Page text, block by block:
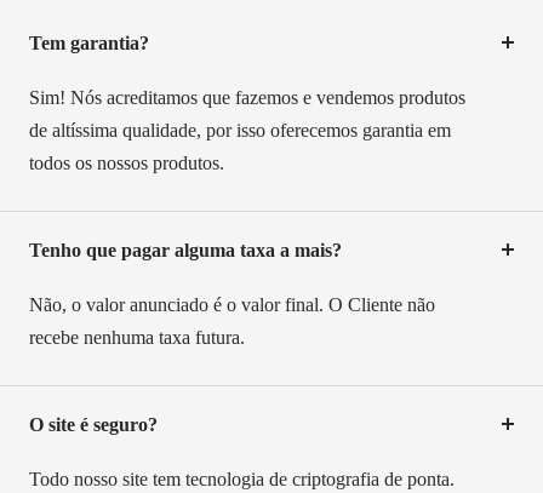
Tem garantia?
Sim! Nós acreditamos que fazemos e vendemos produtos
de altíssima qualidade, por isso oferecemos garantia em
todos os nossos produtos.
Tenho que pagar alguma taxa a mais?
Não, o valor anunciado é o valor final. O Cliente não
recebe nenhuma taxa futura.
O site é seguro?
Todo nosso site tem tecnologia de criptografia de ponta.